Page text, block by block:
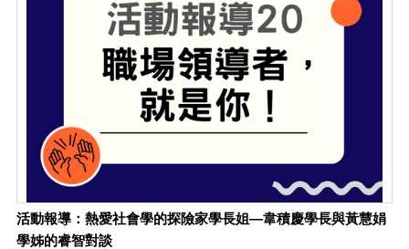
活動報導：熱愛社會學的探險家學長姐—韋積慶學長與黃慧娟
學姊的睿智對談